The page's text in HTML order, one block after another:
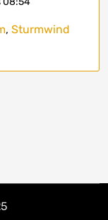
, Sturmwind